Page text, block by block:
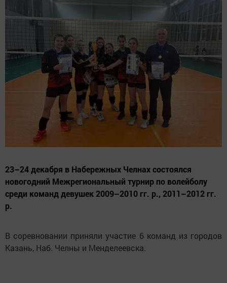
23–24 декабря в Набережных Челнах состоялся
новогодний Межрегиональный турнир по волейболу
среди команд девушек 2009–2010 гг. р., 2011–2012 гг.
р.
В соревновании приняли участие 6 команд из городов
Казань, Наб. Челны и Менделеевска.